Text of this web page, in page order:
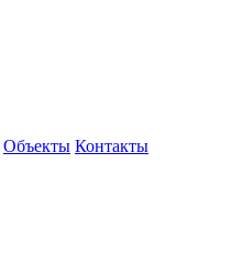
Объекты Контакты